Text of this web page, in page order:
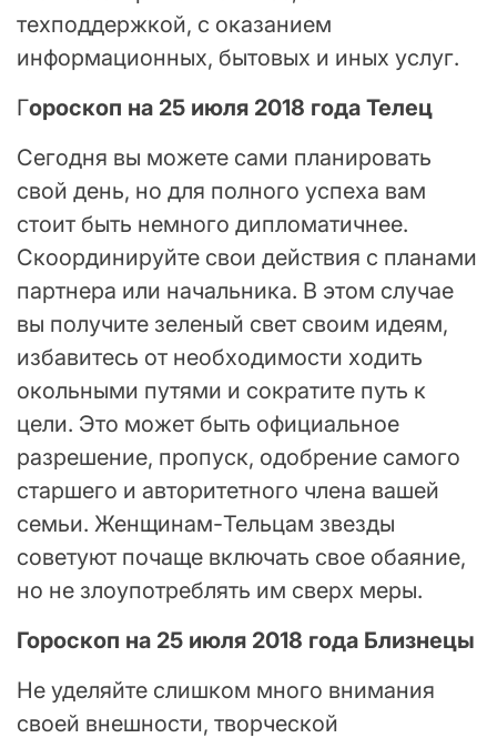
техподдержкой, с оказанием
информационных, бытовых и иных услуг.
Гороскоп на 25 июля 2018 года Телец
Сегодня вы можете сами планировать
свой день, но для полного успеха вам
стоит быть немного дипломатичнее.
Скоординируйте свои действия с планами
партнера или начальника. В этом случае
вы получите зеленый свет своим идеям,
избавитесь от необходимости ходить
окольными путями и сократите путь к
цели. Это может быть официальное
разрешение, пропуск, одобрение самого
старшего и авторитетного члена вашей
семьи. Женщинам-Тельцам звезды
советуют почаще включать свое обаяние,
но не злоупотреблять им сверх меры.
Гороскоп на 25 июля 2018 года Близнецы
Не уделяйте слишком много внимания
своей внешности, творческой